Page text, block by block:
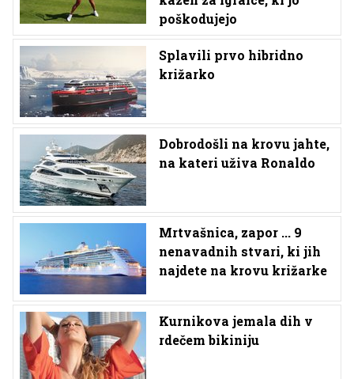
poškodujejo
Splavili prvo hibridno
križarko
Dobrodošli na krovu jahte,
na kateri uživa Ronaldo
Mrtvašnica, zapor ... 9
nenavadnih stvari, ki jih
najdete na krovu križarke
Kurnikova jemala dih v
rdečem bikiniju